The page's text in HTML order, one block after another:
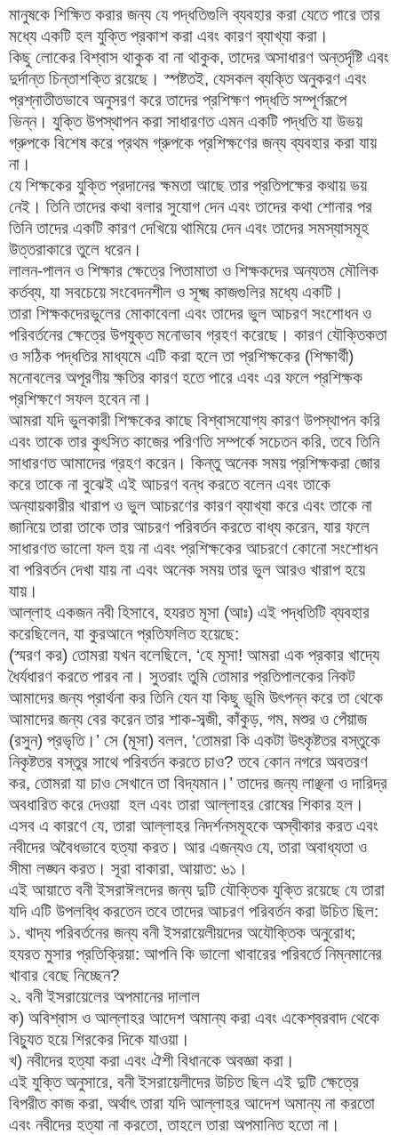
মানুষকে শিক্ষিত করার জন্য যে পদ্ধতিগুলি ব্যবহার করা যেতে পারে তার
মধ্যে একটি হল যুক্তি প্রকাশ করা এবং কারণ ব্যাখ্যা করা।
কিছু লোকের বিশ্বাস থাকুক বা না থাকুক, তাদের অসাধারণ অন্তর্দৃষ্টি এবং
দুর্দান্ত চিন্তাশক্তি রয়েছে। স্পষ্টতই, যেসকল ব্যক্তি অনুকরণ এবং
প্রশ্নাতীতভাবে অনুসরণ করে তাদের প্রশিক্ষণ পদ্ধতি সম্পূর্ণরূপে
ভিন্ন। যুক্তি উপস্থাপন করা সাধারণত এমন একটি পদ্ধতি যা উভয়
গ্রুপকে বিশেষ করে প্রথম গ্রুপকে প্রশিক্ষণের জন্য ব্যবহার করা যায়
না।
যে শিক্ষকের যুক্তি প্রদানের ক্ষমতা আছে তার প্রতিপক্ষের কথায় ভয়
নেই। তিনি তাদের কথা বলার সুযোগ দেন এবং তাদের কথা শোনার পর
তিনি তাদের একটি কারণ দেখিয়ে থামিয়ে দেন এবং তাদের সমস্যাসমূহ
উত্তরাকারে তুলে ধরেন।
লালন-পালন ও শিক্ষার ক্ষেত্রে পিতামাতা ও শিক্ষকদের অন্যতম মৌলিক
কর্তব্য, যা সবচেয়ে সংবেদনশীল ও সূক্ষ্ম কাজগুলির মধ্যে একটি।
তারা শিক্ষকদেরভুলের মোকাবেলা এবং তাদের ভুল আচরণ সংশোধন ও
পরিবর্তনের ক্ষেত্রে উপযুক্ত মনোভাব গ্রহণ করেছে। কারণ যৌক্তিকতা
ও সঠিক পদ্ধতির মাধ্যমে এটি করা হলে তা প্রশিক্ষকের (শিক্ষার্থী)
মনোবলের অপূরণীয় ক্ষতির কারণ হতে পারে এবং এর ফলে প্রশিক্ষক
প্রশিক্ষণে সফল হবেন না।
আমরা যদি ভুলকারী শিক্ষকের কাছে বিশ্বাসযোগ্য কারণ উপস্থাপন করি
এবং তাকে তার কুৎসিত কাজের পরিণতি সম্পর্কে সচেতন করি, তবে তিনি
সাধারণত আমাদের গ্রহণ করেন। কিন্তু অনেক সময় প্রশিক্ষকরা জোর
করে তাকে না বুঝেই এই আচরণ বন্ধ করতে বলেন এবং তাকে
অন্যায়কারীর খারাপ ও ভুল আচরণের কারণ ব্যাখ্যা করে এবং তাকে না
জানিয়ে তারা তাকে তার আচরণ পরিবর্তন করতে বাধ্য করেন, যার ফলে
সাধারণত ভালো ফল হয় না এবং প্রশিক্ষকের আচরণে কোনো সংশোধন
বা পরিবর্তন দেখা যায় না এবং অনেক সময় তার ভুল আরও খারাপ হয়ে
যায়।
আল্লাহ একজন নবী হিসাবে, হযরত মূসা (আঃ) এই পদ্ধতিটি ব্যবহার
করেছিলেন, যা কুরআনে প্রতিফলিত হয়েছে:
(স্মরণ কর) তোমরা যখন বলেছিলে, ‘হে মূসা! আমরা এক প্রকার খাদ্যে
ধৈর্যধারণ করতে পারব না। সুতরাং তুমি তোমার প্রতিপালকের নিকট
আমাদের জন্য প্রার্থনা কর তিনি যেন যা কিছু ভূমি উৎপন্ন করে তা থেকে
আমাদের জন্য বের করেন তার শাক-সব্জী, কাঁকুড়, গম, মশুর ও পেঁয়াজ
(রসুন) প্রভৃতি।’ সে (মূসা) বলল, ‘তোমরা কি একটা উৎকৃষ্টতর বস্তুকে
নিকৃষ্টতর বস্তুর সাথে পরিবর্তন করতে চাও? তবে কোন নগরে অবতরণ
কর, তোমরা যা চাও সেখানে তা বিদ্যমান।’ তাদের জন্য লাঞ্ছনা ও দারিদ্র
অবধারিত করে দেওয়া হল এবং তারা আল্লাহর রোষের শিকার হল।
এসব এ কারণে যে, তারা আল্লাহর নিদর্শনসমূহকে অস্বীকার করত এবং
নবীদের অবৈধভাবে হত্যা করত। আর এজন্যও যে, তারা অবাধ্যতা ও
সীমা লঙ্ঘন করত। সূরা বাকারা, আয়াত: ৬১।
এই আয়াতে বনী ইসরাঈলদের জন্য দুটি যৌক্তিক যুক্তি রয়েছে যে তারা
যদি এটি উপলব্ধি করতেন তবে তাদের আচরণ পরিবর্তন করা উচিত ছিল:
১. খাদ্য পরিবর্তনের জন্য বনী ইসরায়েলীয়দের অযৌক্তিক অনুরোধ;
হযরত মুসার প্রতিক্রিয়া: আপনি কি ভালো খাবারের পরিবর্তে নিম্নমানের
খাবার বেছে নিচ্ছেন?
২. বনী ইসরায়েলের অপমানের দালাল
ক) অবিশ্বাস ও আল্লাহর আদেশ অমান্য করা এবং একেশ্বরবাদ থেকে
বিচ্যুত হয়ে শিরকের দিকে যাওয়া।
খ) নবীদের হত্যা করা এবং ঐশী বিধানকে অবজ্ঞা করা।
এই যুক্তি অনুসারে, বনী ইসরায়েলীদের উচিত ছিল এই দুটি ক্ষেত্রে
বিপরীত কাজ করা, অর্থাৎ তারা যদি আল্লাহর আদেশ অমান্য না করতো
এবং নবীদের হত্যা না করতো, তাহলে তারা অপমানিত হতো না।